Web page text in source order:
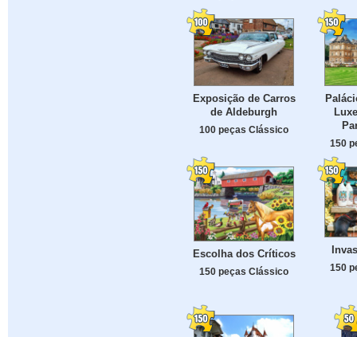
Exposição de Carros
de Aldeburgh
100 peças Clássico
150
Escolha dos Críticos
150 peças Clássico 150